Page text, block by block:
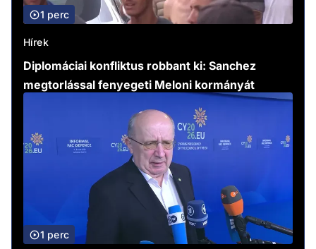
1 perc
Hírek
Diplomáciai konfliktus robbant ki: Sanchez
megtorlással fenyegeti Meloni kormányát
1 perc